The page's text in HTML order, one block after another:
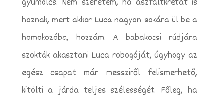
gyümölcs. Nem szeretem, ha aszfaltkrétát is
hoznak, mert akkor Luca nagyon sokára ül be a
homokozóba, hozzám. A babakocsi rúdjára
szokták akasztani Luca robogóját, úgyhogy az
egész csapat már messziről felismerhető,
kitölti a járda teljes szélességét. Főleg, ha